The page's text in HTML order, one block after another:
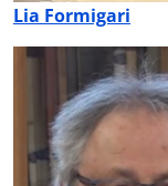
Lia Formigari